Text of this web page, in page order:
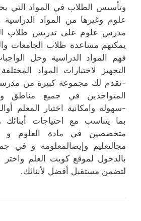
وتأسيس الطلاب في المواد التي
علوم وغيرها من المواد
مدرس علوم على تدريس طلاب
يمكنهم مساعدة طلاب الجامعات
فهم المواد الدراسية وحل
التجهيز لاختبارات المواد
-نقدم لك مجموعة كبيرة من
المتواجدين في جميع مناطق
-سهولة وامكانية اختيار المعلم
بما يتناسب مع احتياجات أبنائك
متخصصين في مادة العلوم
مجالتعليم وإيصالمعلومة و في
بالدخول لموقع كويت العلم واختر
لتضمن مستقبل أفضل لأبنائك.